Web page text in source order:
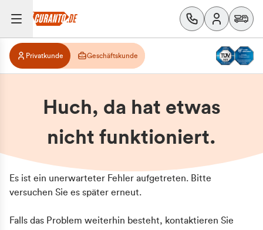
Privatkunde Geschäftskunde
Huch, da hat etwas
nicht funktioniert.
Es ist ein unerwarteter Fehler aufgetreten. Bitte
versuchen Sie es später erneut.
Falls das Problem weiterhin besteht, kontaktieren Sie